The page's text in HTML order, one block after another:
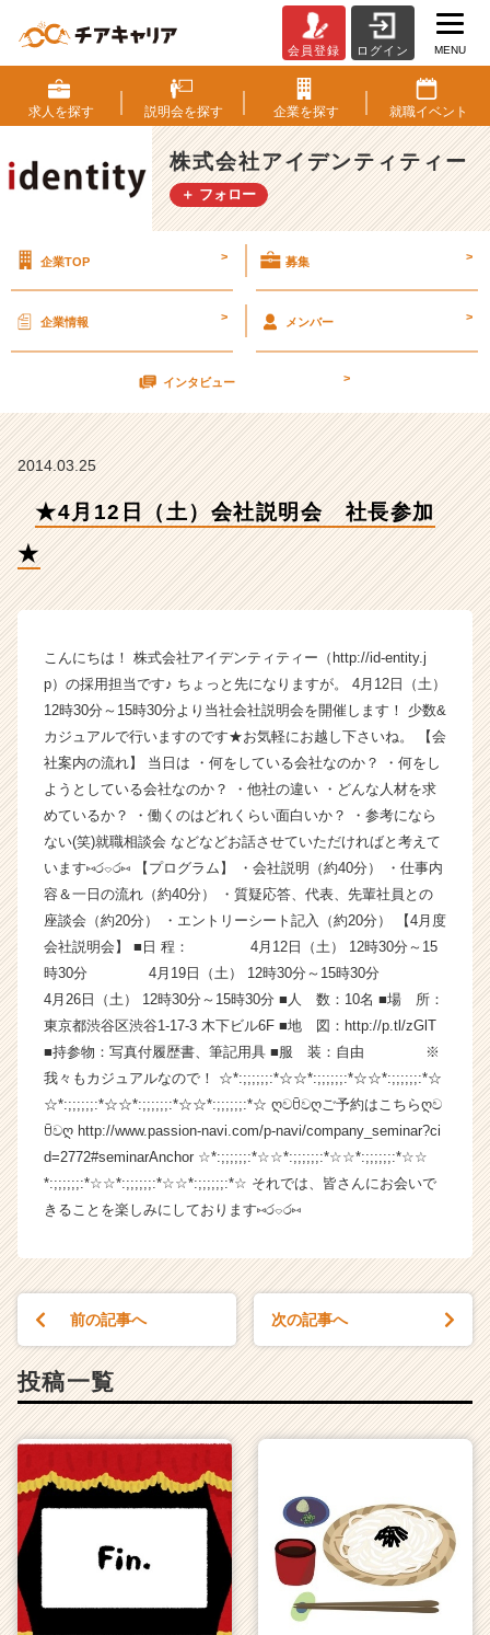
4
月
1
2
日
（土）
明
長
参
社
ン
ィ
テ
ィ
タ
イ
ム
ラ
イ
ン】
ン
チ
ャ
ー・
成
長
か
ら
ス
カ
ト
就
ト
ア
キ
会員登録 ログイン MENU
求人を探す 説明会を探す 企業を探す 就職イベント
株式会社アイデンティティー
＋ フォロー
企業TOP > 募集 >
企業情報 > メンバー >
インタビュー >
2014.03.25
★4月12日（土）会社説明会 社長参加
★
こんにちは！ 株式会社アイデンティティー（http://id-entity.j
p）の採用担当です♪ ちょっと先になりますが。 4月12日（土）
12時30分～15時30分より当社会社説明会を開催します！ 少数&
カジュアルで行いますのです★お気軽にお越し下さいね。 【会
社案内の流れ】 当日は ・何をしている会社なのか？ ・何をし
ようとしている会社なのか？ ・他社の違い ・どんな人材を求
めているか？ ・働くのはどれくらい面白いか？ ・参考になら
ない(笑)就職相談会 などなどお話させていただければと考えて
います⑅ර⌔ර⑅ 【プログラム】 ・会社説明（約40分） ・仕事内
容＆一日の流れ（約40分） ・質疑応答、代表、先輩社員との
座談会（約20分） ・エントリーシート記入（約20分） 【4月度
会社説明会】 ■日 程： 4月12日（土） 12時30分～15
時30分 4月19日（土） 12時30分～15時30分
4月26日（土） 12時30分～15時30分 ■人 数：10名 ■場 所：
東京都渋谷区渋谷1-17-3 木下ビル6F ■地 図：http://p.tl/zGlT
■持参物：写真付履歴書、筆記用具 ■服 装：自由 ※
我々もカジュアルなので！ ☆*:;;;;;;:*☆☆*:;;;;;;:*☆☆*:;;;;;;:*☆
☆*:;;;;;;:*☆☆*:;;;;;;:*☆☆*:;;;;;;:*☆ ღවꇳවღご予約はこちらღව
ꇳවღ http://www.passion-navi.com/p-navi/company_seminar?ci
d=2772#seminarAnchor ☆*:;;;;;;:*☆☆*:;;;;;;:*☆☆*:;;;;;;:*☆☆
*:;;;;;;:*☆☆*:;;;;;;:*☆☆*:;;;;;;:*☆ それでは、皆さんにお会いで
きることを楽しみにしております⑅ර⌔ර⑅
前の記事へ 次の記事へ
投稿一覧